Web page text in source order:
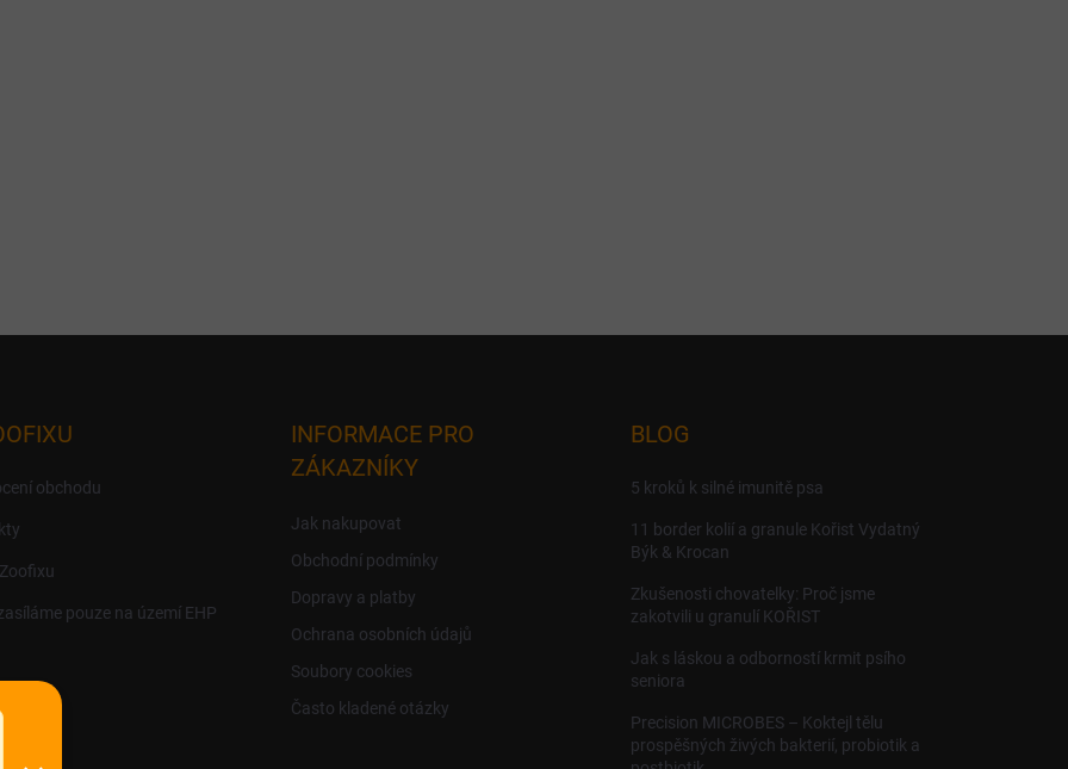
obchodu
pouze na území EHP
INFORMACE PRO
ZÁKAZNÍKY
Jak nakupovat
Obchodní podmínky
Dopravy a platby
Ochrana osobních údajů
Soubory cookies
Často kladené otázky
BLOG
5 kroků k silné imunitě psa
11 border kolií a granule Kořist Vydatný
Býk & Krocan
Zkušenosti chovatelky: Proč jsme
zakotvili u granulí KOŘIST
Jak s láskou a odborností krmit psího
seniora
Precision MICROBES – Koktejl tělu
prospěšných živých bakterií, probiotik a